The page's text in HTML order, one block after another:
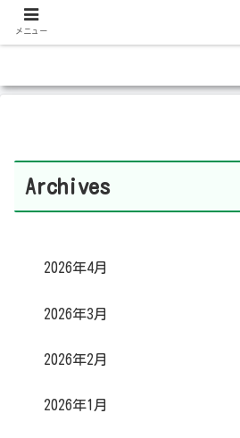
Archives
2026年4月
2026年3月
2026年2月
2026年1月
メニュー